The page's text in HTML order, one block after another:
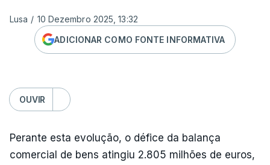
Lusa / 10 Dezembro 2025, 13:32
ADICIONAR COMO FONTE INFORMATIVA
OUVIR
Perante esta evolução, o défice da balança
comercial de bens atingiu 2.805 milhões de euros,